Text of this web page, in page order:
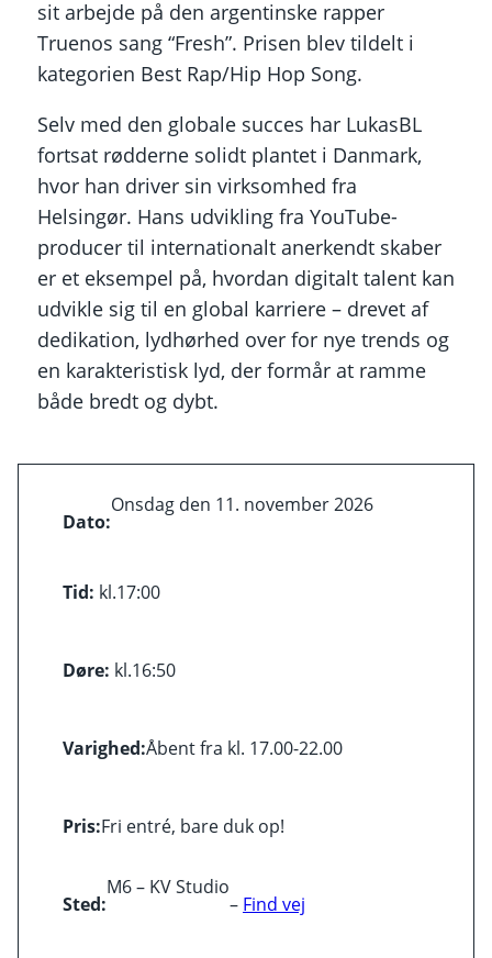
sit arbejde på den argentinske rapper
Truenos sang “Fresh”. Prisen blev tildelt i
kategorien Best Rap/Hip Hop Song.
Selv med den globale succes har LukasBL
fortsat rødderne solidt plantet i Danmark,
hvor han driver sin virksomhed fra
Helsingør. Hans udvikling fra YouTube-
producer til internationalt anerkendt skaber
er et eksempel på, hvordan digitalt talent kan
udvikle sig til en global karriere – drevet af
dedikation, lydhørhed over for nye trends og
en karakteristisk lyd, der formår at ramme
både bredt og dybt.
Dato:
Onsdag den 11. november 2026
Tid: kl.17:00
Døre: kl.16:50
Varighed:Åbent fra kl. 17.00-22.00
Pris:Fri entré, bare duk op!
Sted:
M6 – KV Studio
– Find vej